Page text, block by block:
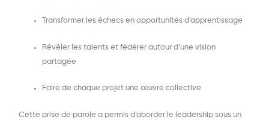
Transformer les échecs en opportunités d’apprentissage
Révéler les talents et fédérer autour d’une vision
partagée
Faire de chaque projet une œuvre collective
Cette prise de parole a permis d’aborder le leadership sous un